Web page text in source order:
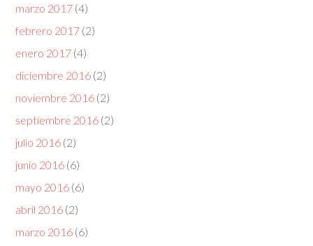
marzo 2017 (4)
febrero 2017 (2)
enero 2017 (4)
diciembre 2016 (2)
noviembre 2016 (2)
septiembre 2016 (2)
julio 2016 (2)
junio 2016 (6)
mayo 2016 (6)
abril 2016 (2)
marzo 2016 (6)